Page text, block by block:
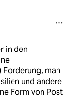
in den
Forderung, man
und andere
Form von Post